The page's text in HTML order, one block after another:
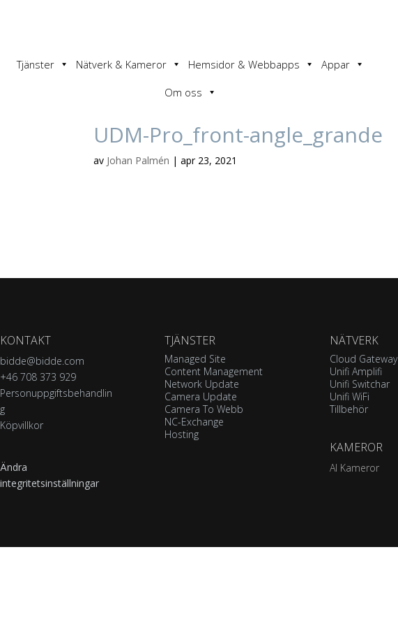
Tjänster Nätverk & Kameror Hemsidor & Webbapps
Appar
Om oss
UDM-Pro_front-angle_grande
av Johan Palmén |apr 23, 2021
KONTAKT
bidde@bidde.com
+46 708 373 929
Personuppgiftsbehandlin
g
Köpvillkor
Ändra
integritetsinställningar
TJÄNSTER
Managed Site
Content Management
Network Update
Camera Update
Camera To Webb
NC-Exchange
Hosting
NÄTVERK
Cloud Gateway
Unifi Amplifi
Unifi Switchar
Unifi WiFi
Tillbehör
KAMEROR
AI Kameror